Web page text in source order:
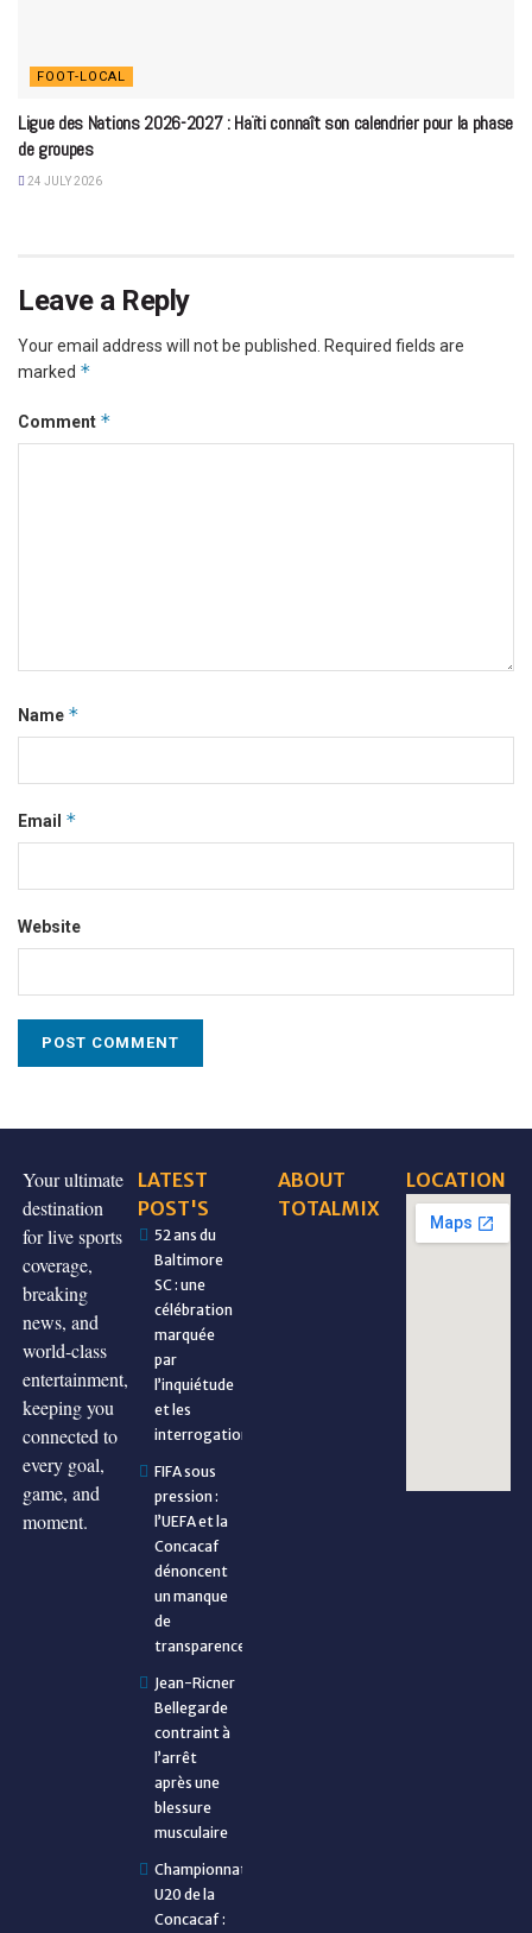
FOOT-LOCAL
Ligue des Nations 2026-2027 : Haïti connaît son calendrier pour la phase
de groupes
24 JULY 2026
Leave a Reply
Your email address will not be published.
Required fields are
marked *
Comment *
Name *
Email *
Website
Your ultimate
destination
for live sports
coverage,
breaking
news, and
world-class
entertainment,
keeping you
connected to
every goal,
game, and
moment.
LATEST
POST'S
52 ans du
Baltimore
SC : une
célébration
marquée
par
l’inquiétude
et les
interrogations
FIFA sous
pression :
l’UEFA et la
Concacaf
dénoncent
un manque
de
transparence
Jean-Ricner
Bellegarde
contraint à
l’arrêt
après une
blessure
musculaire
Championnat
U20 de la
Concacaf :
ABOUT
TOTALMIX
LOCATION